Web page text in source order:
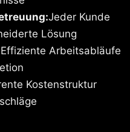
Jeder Kunde
Lösung
Effiziente Arbeitsabläufe
Kostenstruktur